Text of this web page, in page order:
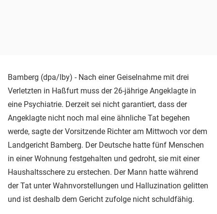
Bamberg (dpa/lby) - Nach einer Geiselnahme mit drei
Verletzten in Haßfurt muss der 26-jährige Angeklagte in
eine Psychiatrie. Derzeit sei nicht garantiert, dass der
Angeklagte nicht noch mal eine ähnliche Tat begehen
werde, sagte der Vorsitzende Richter am Mittwoch vor dem
Landgericht Bamberg. Der Deutsche hatte fünf Menschen
in einer Wohnung festgehalten und gedroht, sie mit einer
Haushaltsschere zu erstechen. Der Mann hatte während
der Tat unter Wahnvorstellungen und Halluzination gelitten
und ist deshalb dem Gericht zufolge nicht schuldfähig.